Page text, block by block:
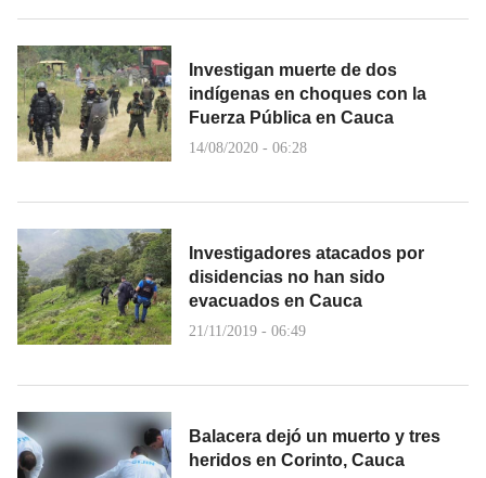
Investigan muerte de dos
indígenas en choques con la
Fuerza Pública en Cauca
14/08/2020 - 06:28
Investigadores atacados por
disidencias no han sido
evacuados en Cauca
21/11/2019 - 06:49
Balacera dejó un muerto y tres
heridos en Corinto, Cauca